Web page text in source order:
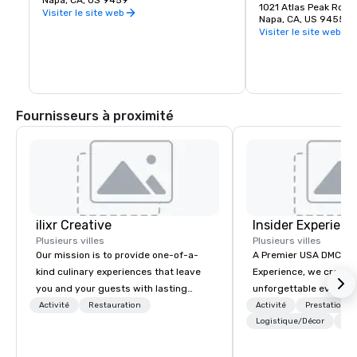
de collection provenant de la Napa Valley
Visiter le site web
vins Prime Solum,
Tetra.
1021 Atlas Peak Road
Napa, CA, US 94559
Visiter le site web
Fournisseurs à proximité
ilixr Creative
Plusieurs villes
Our mission is to provide one-of-a-
kind culinary experiences that leave
you and your guests with lasting
memories and satiated palates. Every
Activité Restauration
Insider
Plusieurs villes
A Premier USA DMC Partner
Experience, we create
unforgettable events
access to premium
class entertainment,
Activité
Prestations/
Logistique/Décor